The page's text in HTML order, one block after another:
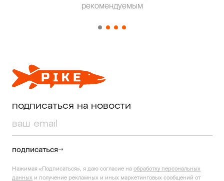
рекомендуемым
подписаться на новости
подписаться
Нажимая «Подписаться», я даю согласие на обработку персональных
данных и получение рекламных и иных маркетинговых сообщений от